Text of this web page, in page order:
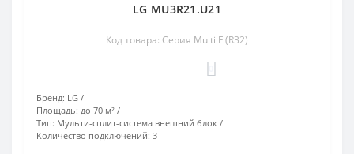
LG MU3R21.U21
Код товара: Серия Multi F (R32)
Бренд: LG
Площадь: до 70 м²
Тип: Мульти-сплит-система внешний блок
Количество подключений: 3